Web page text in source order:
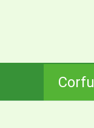
Corfu